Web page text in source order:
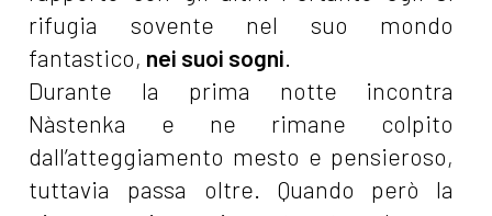
rifugia sovente nel suo mondo
fantastico, nei suoi sogni.
Durante la prima notte incontra
Nàstenka e ne rimane colpito
dall’atteggiamento mesto e pensieroso,
tuttavia passa oltre. Quando però la